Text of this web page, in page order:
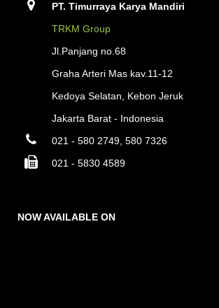
PT. Timurraya Karya Mandiri
TRKM Group
Jl.Panjang no.68
Graha Arteri Mas kav.11-12
Kedoya Selatan, Kebon Jeruk
Jakarta Barat - Indonesia
021 - 580 2749, 580 7326
021 - 5830 4589
NOW AVAILABLE ON